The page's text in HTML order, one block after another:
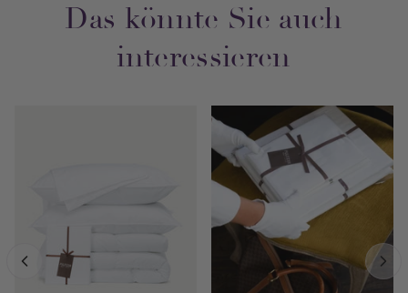
Das könnte Sie auch
interessieren